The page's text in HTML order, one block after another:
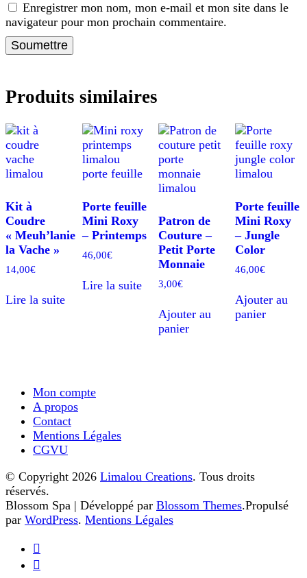
Enregistrer mon nom, mon e-mail et mon site dans le
navigateur pour mon prochain commentaire.
Produits similaires
Kit à
Coudre
« Meuh’lanie
la Vache »
14,00€
Lire la suite
Porte feuille
Mini Roxy
– Printemps
46,00€
Lire la suite
Patron de
Couture –
Petit Porte
Monnaie
3,00€
Ajouter au
panier
Porte feuille
Mini Roxy
– Jungle
Color
46,00€
Ajouter au
panier
Mon compte
A propos
Contact
Mentions Légales
CGVU
© Copyright 2026 Limalou Creations. Tous droits
réservés.
Blossom Spa | Développé par Blossom Themes.Propulsé
par WordPress. Mentions Légales